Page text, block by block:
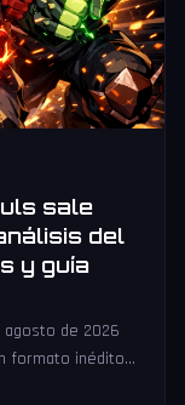
sale
del
y guía
agosto de 2026
formato inédito